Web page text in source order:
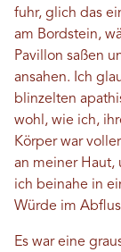
fuhr, glich das
am Bordstein,
Pavillon saßen
ansahen. Ich
blinzelten
wohl, wie ich,
Körper war
an meiner Haut,
ich beinahe in
Würde im
Es war eine